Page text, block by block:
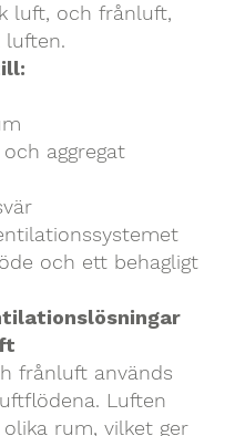
luft, och frånluft,
luften.
aggregat
och ett behagligt
frånluft används
Luften
rum, vilket ger